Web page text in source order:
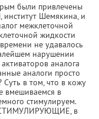
были привлечены
Шемякина, и
межклеточной
жидкости
не удавалось
нарушении
аналога
аналоги просто
в том, что в кожу
вмешиваемся в
стимулируем.
в